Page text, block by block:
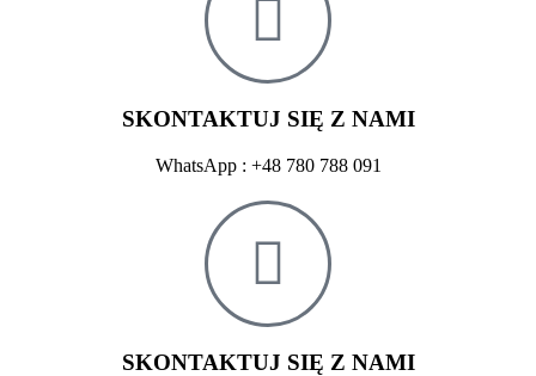
SKONTAKTUJ SIĘ Z NAMI
WhatsApp : +48 780 788 091
SKONTAKTUJ SIĘ Z NAMI